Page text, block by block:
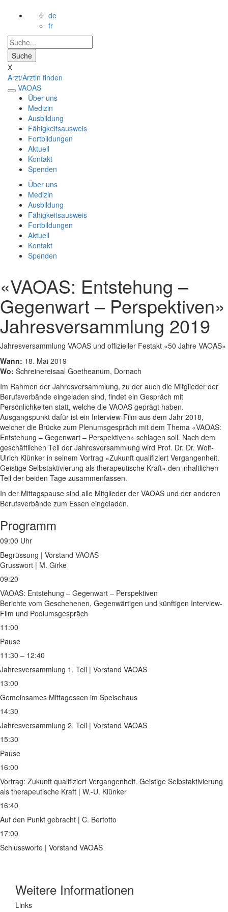
de
fr
X
Arzt/Ärztin finden
VAOAS
Über uns
Medizin
Ausbildung
Fähigkeitsausweis
Fortbildungen
Aktuell
Kontakt
Spenden
Über uns
Medizin
Ausbildung
Fähigkeitsausweis
Fortbildungen
Aktuell
Kontakt
Spenden
«VAOAS: Entstehung –
Gegenwart – Perspektiven»
Jahresversammlung 2019
Jahresversammlung VAOAS und offizieller Festakt «50 Jahre VAOAS»
Wann: 18. Mai 2019
Wo: Schreinereisaal Goetheanum, Dornach
Im Rahmen der Jahresversammlung, zu der auch die Mitglieder der
Berufsverbände eingeladen sind, findet ein Gespräch mit
Persönlichkeiten statt, welche die VAOAS geprägt haben.
Ausgangspunkt dafür ist ein Interview-Film aus dem Jahr 2018,
welcher die Brücke zum Plenumsgespräch mit dem Thema «VAOAS:
Entstehung – Gegenwart – Perspektiven» schlagen soll. Nach dem
geschäftlichen Teil der Jahresversammlung wird Prof. Dr. Dr. Wolf-
Ulrich Klünker in seinem Vortrag «Zukunft qualifiziert Vergangenheit.
Geistige Selbstaktivierung als therapeutische Kraft» den inhaltlichen
Teil der beiden Tage zusammenfassen.
In der Mittagspause sind alle Mitglieder der VAOAS und der anderen
Berufsverbände zum Essen eingeladen.
Programm
09:00 Uhr
Begrüssung | Vorstand VAOAS
Grusswort | M. Girke
09:20
VAOAS: Entstehung – Gegenwart – Perspektiven
Berichte vom Geschehenen, Gegenwärtigen und künftigen Interview-
Film und Podiumsgespräch
11:00
Pause
11:30 – 12:40
Jahresversammlung 1. Teil | Vorstand VAOAS
13:00
Gemeinsames Mittagessen im Speisehaus
14:30
Jahresversammlung 2. Teil | Vorstand VAOAS
15:30
Pause
16:00
Vortrag: Zukunft qualifiziert Vergangenheit. Geistige Selbstaktivierung
als therapeutische Kraft | W.-U. Klünker
16:40
Auf den Punkt gebracht | C. Bertotto
17:00
Schlussworte | Vorstand VAOAS
Weitere Informationen
Links